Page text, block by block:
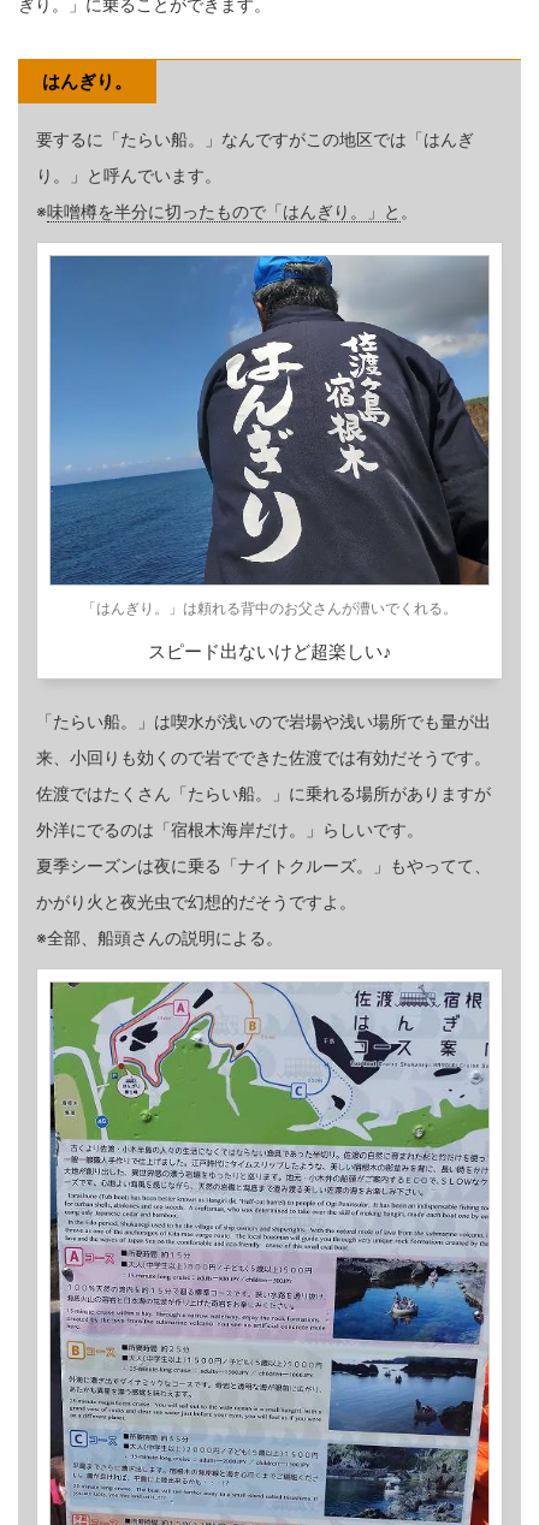
ぎり。」に乗ることができます。
はんぎり。
要するに「たらい船。」なんですがこの地区では「はんぎ
り。」と呼んでいます。
※味噌樽を半分に切ったもので「はんぎり。」と 。
「はんぎり。」は頼れる背中のお父さんが漕いでくれる。
スピード出ないけど超楽しい♪
「たらい船。」は喫水が浅いので岩場や浅い場所でも量が出
来、小回りも効くので岩でできた佐渡では有効だそうです。
佐渡ではたくさん「たらい船。」に乗れる場所がありますが
外洋にでるのは「宿根木海岸だけ。」らしいです。
夏季シーズンは夜に乗る「ナイトクルーズ。」もやってて、
かがり火と夜光虫で幻想的だそうですよ。
※全部、船頭さんの説明による。